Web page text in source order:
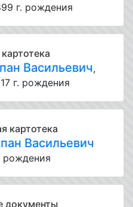
г. рождения
Васильевич,
г. рождения
картотека
Васильевич
рождения
документы